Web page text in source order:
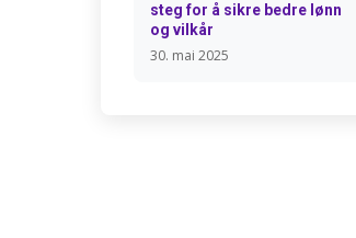
steg for å sikre bedre lønn
og vilkår
30. mai 2025